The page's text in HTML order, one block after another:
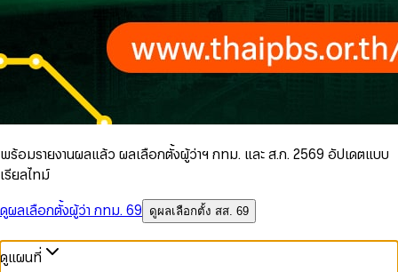
พร้อมรายงานผลแล้ว ผลเลือกตั้งผู้ว่าฯ กทม. และ ส.ก. 2569 อัปเดตแบบ
เรียลไทม์
ดูผลเลือกตั้งผู้ว่า กทม. 69
ดูผลเลือกตั้ง สส. 69
ดูแผนที่